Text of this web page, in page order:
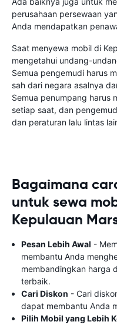
perusahaan persewaan
Anda mendapatkan
Saat menyewa mobil di
mengetahui undang-
Semua pengemudi harus
sah dari negara asalnya
Semua penumpang harus
setiap saat, dan
dan peraturan lalu lintas
Bagaimana
untuk sewa
Kepulauan
Pesan Lebih Awal -
membantu Anda
membandingkan harga
terbaik.
Cari Diskon - Cari
dapat membantu Anda
Pilih Mobil yang Lebih